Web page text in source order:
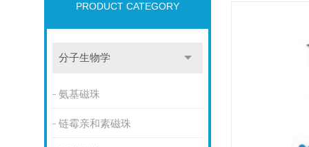
PRODUCT CATEGORY
分子生物学
氨基磁珠
链霉亲和素磁珠